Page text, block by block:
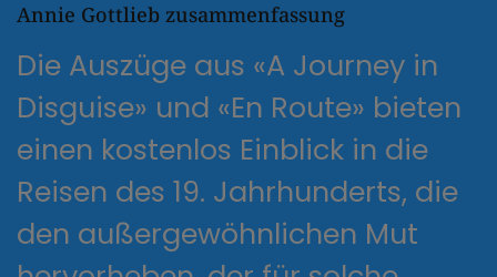
Annie Gottlieb zusammenfassung
Die Auszüge aus «A Journey in
Disguise» und «En Route» bieten
einen kostenlos Einblick in die
Reisen des 19. Jahrhunderts, die
den außergewöhnlichen Mut